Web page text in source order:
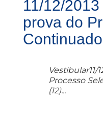
11/12/
prova do
Vestibular11/
Processo
(12)...